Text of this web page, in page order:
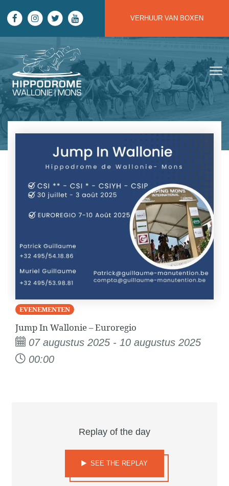
VERHUUR VAN BOXEN
Hippodrome Wallonie | Mons
EVENEMENTEN
Jump In Wallonie – Euroregio
07 augustus 2025 - 10 augustus 2025
00:00
Replay of the day
SEE THE REPLAY